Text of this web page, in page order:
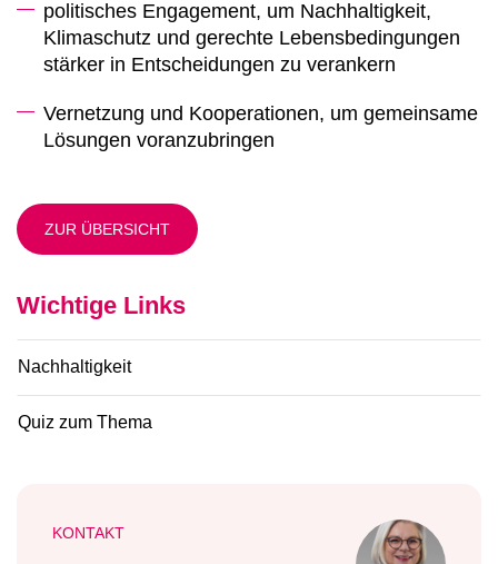
politisches Engagement, um Nachhaltigkeit,
Klimaschutz und gerechte Lebensbedingungen
stärker in Entscheidungen zu verankern
Vernetzung und Kooperationen, um gemeinsame
Lösungen voranzubringen
ZUR ÜBERSICHT
Wichtige Links
Nachhaltigkeit
Quiz zum Thema
KONTAKT